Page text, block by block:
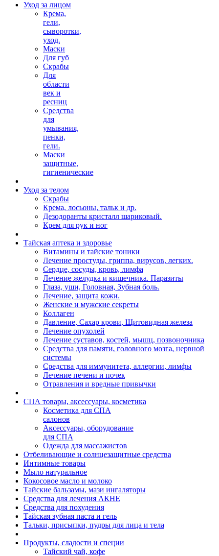
Уход за лицом
Крема,
гели,
сыворотки,
уход.
Маски
Для губ
Скрабы
Для
области
век и
ресниц
Средства
для
умывания,
пенки,
гели.
Маски
защитные,
гигиенические
Уход за телом
Скрабы
Крема, лосьоны, тальк и др.
Дезодоранты кристалл шариковый.
Крем для рук и ног
Тайская аптека и здоровье
Витамины и тайские тоники
Лечение простуды, гриппа, вирусов, легких.
Сердце, сосуды, кровь, лимфа
Лечение желудка и кишечника. Паразиты
Глаза, уши, Головная, Зубная боль.
Лечение, защита кожи.
Женские и мужские секреты
Коллаген
Давление, Сахар крови, Щитовидная железа
Лечение опухолей
Лечение суставов, костей, мышц, позвоночника
Средства для памяти, головного мозга, нервной
системы
Средства для иммунитета, аллергии, лимфы
Лечение печени и почек
Отравления и вредные привычки
СПА товары, аксессуары, косметика
Косметика для СПА
салонов
Аксессуары, оборудование
для СПА
Одежда для массажистов
Отбеливающие и солнцезащитные средства
Интимные товары
Мыло натуральное
Кокосовое масло и молоко
Тайские бальзамы, мази ингаляторы
Средства для лечения АКНЕ
Средства для похудения
Тайская зубная паста и гель
Тальки, присыпки, пудры для лица и тела
Продукты, сладости и специи
Тайский чай, кофе